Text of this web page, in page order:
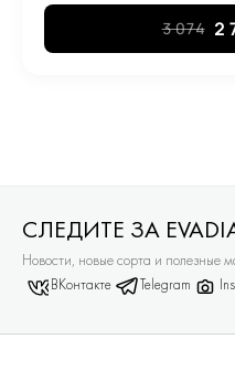
3 074 2
СЛЕДИТЕ ЗА
Новости, новые сорта и полезные
ВКонтакте Telegram